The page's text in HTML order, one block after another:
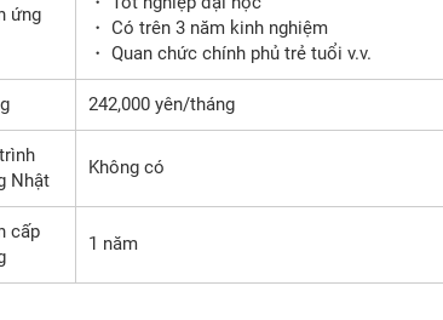
ứng
・ Có trên 3 năm kinh nghiệm
・ Quan chức chính phủ trẻ tuổi v.v.
242,000 yên/tháng
Nhật
Không có
cấp
1 năm